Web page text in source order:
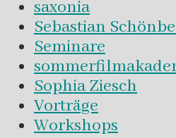
saxonia
Sebastian
Seminare
Sophia Ziesch
Vorträge
Workshops